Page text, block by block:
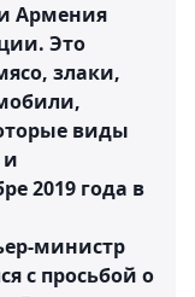
Армения
Это
злаки,
виды
и
2019 года в
министр
с просьбой о